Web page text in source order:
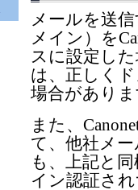
メールを送
メイン）を
スに設定し
は、正しく
場合があり
また、
て、他社メ
も、上記と
イン認証さ